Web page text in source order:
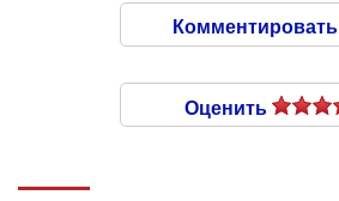
Комментировать
Оценить